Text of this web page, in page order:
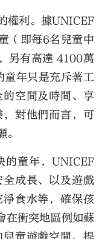
權利。據UNICEF
（即每6名兒童中
另有高達 4100萬
童年只是充斥著工
空間及時間、享
對他們而言，可
童年， UNICEF
成長、以及遊戲
食水等，確保孩
在衝突地區例如蘇